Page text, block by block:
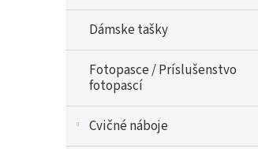
Dámske tašky
Fotopasce / Príslušenstvo
fotopascí
Cvičné náboje